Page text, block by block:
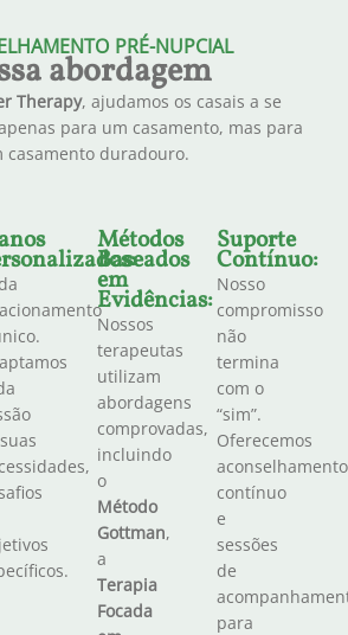
PRÉ-NUPCIAL
abordagem
Therapy, ajudamos os casais a se
para um casamento, mas para
casamento duradouro.
Métodos
Baseados
em
Evidências:
Nossos
terapeutas
utilizam
abordagens
comprovadas,
incluindo
o
Método
Gottman,
a
Terapia
Focada
Suporte
Contínuo:
Nosso
compromisso
não
termina
com o
“sim”.
Oferecemos
aconselhamento
contínuo
e
sessões
de
para